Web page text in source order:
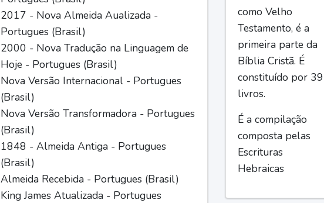
2017 - Nova Almeida Aualizada -
Portugues (Brasil)
2000 - Nova Tradução na Linguagem de
Hoje - Portugues (Brasil)
Nova Versão Internacional - Portugues
(Brasil)
Nova Versão Transformadora - Portugues
(Brasil)
1848 - Almeida Antiga - Portugues
(Brasil)
Almeida Recebida - Portugues (Brasil)
King James Atualizada - Portugues
como Velho
Testamento, é a
primeira parte da
Bíblia Cristã. É
constituído por 39
livros.
É a compilação
composta pelas
Escrituras
Hebraicas